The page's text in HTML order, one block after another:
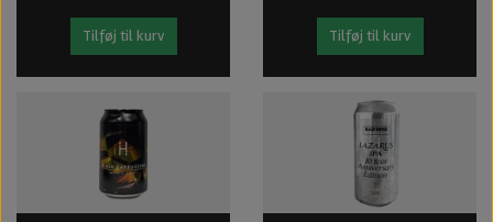
Tilføj til kurv Tilføj til kurv